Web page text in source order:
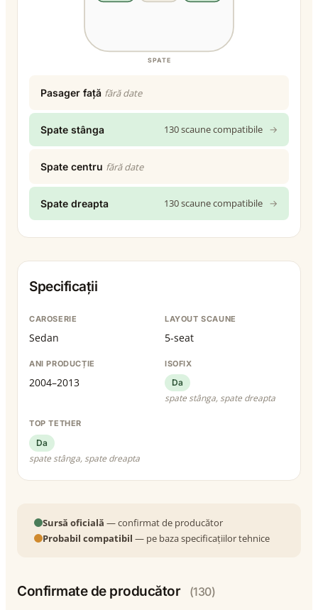
SPATE
Pasager față fără date
Spate stânga 130 scaune compatibile →
Spate centru fără date
Spate dreapta 130 scaune compatibile →
Specificații
CAROSERIE
Sedan
LAYOUT SCAUNE
5-seat
ANI PRODUCȚIE
2004–2013
ISOFIX
Da
spate stânga, spate dreapta
TOP TETHER
Da
spate stânga, spate dreapta
Sursă oficială — confirmat de producător
Probabil compatibil — pe baza specificațiilor tehnice
Confirmate de producător (130)